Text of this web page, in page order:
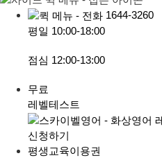
1644-3260
평일 10:00-18:00
점심 12:00-13:00
무료
레벨테스트
신청하기
평생교육이용권